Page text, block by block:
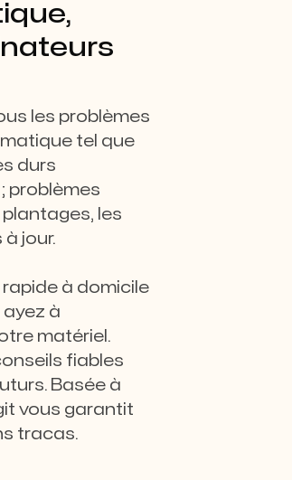
les problèmes
tel que
durs
problèmes
plantages, les
jour.
à domicile
ayez à
matériel.
fiables
Basée à
vous garantit
tracas.